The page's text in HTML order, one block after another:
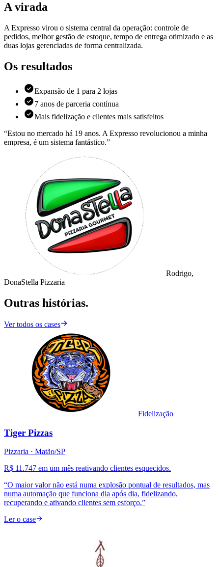
A virada
A Expresso virou o sistema central da operação: controle de
pedidos, melhor gestão de estoque, tempo de entrega otimizado e as
duas lojas gerenciadas de forma centralizada.
Os resultados
Expansão de 1 para 2 lojas
7 anos de parceria contínua
Mais fidelização e clientes mais satisfeitos
“Estou no mercado há 19 anos. A Expresso revolucionou a minha
empresa, é um sistema fantástico.”
Rodrigo,
DonaStella Pizzaria
Outras histórias.
Ver todos os cases
Fidelização
Tiger Pizzas
Pizzaria · Matão/SP
R$ 11.747 em um mês reativando clientes esquecidos.
“O maior valor não está numa explosão pontual de resultados, mas
numa automação que funciona dia após dia, fidelizando,
recuperando e ativando clientes sem esforço.”
Ler o case